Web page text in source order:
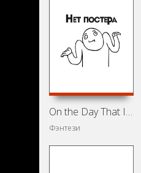
On the Day That I Died (2020)
Фэнтези